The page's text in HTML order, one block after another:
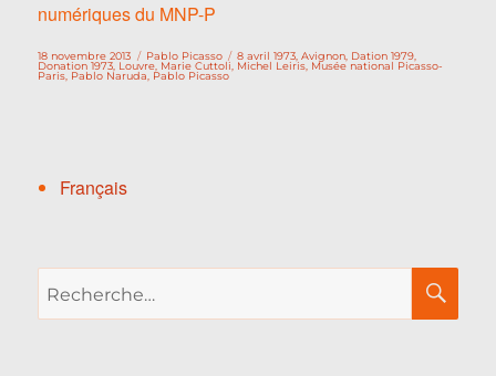
numériques du MNP-P
Publié
le
18 novembre 2013 Catégories
Pablo Picasso Étiquettes
8 avril 1973 ,Avignon Dation 1979
Donation 1973 Louvre Marie Cuttoli Michel Leiris Musée national Picasso-
Paris Pablo Naruda Pablo Picasso
Français
pour :